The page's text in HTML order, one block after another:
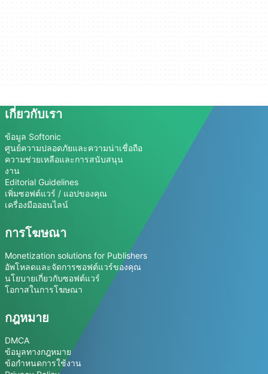
เกี่ยวกับเรา
ข้อมูล Softonic
ศูนย์ความปลอดภัยและความน่าเชื่อถือ
ความช่วยเหลือและการสนับสนุน
งาน
Editorial Guidelines
เพิ่มซอฟต์แวร์ / แอปของคุณ
เครื่องมือออนไลน์
การโฆษณา
Monetization solutions for Publishers
อัพโหลดและจัดการซอฟต์แวร์ของคุณ
นโยบายเกี่ยวกับซอฟต์แวร์
โอกาสในการโฆษณา
กฎหมาย
DMCA
ข้อมูลทางกฎหมาย
ข้อกำหนดการใช้งาน